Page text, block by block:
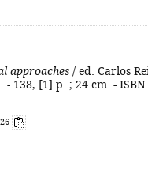
approaches / ed. Carlos
- 138, [1] p. ; 24 cm. - ISBN